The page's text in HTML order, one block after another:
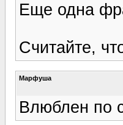
Еще одна
Считайте,
Марфуша
Влюблен по